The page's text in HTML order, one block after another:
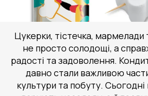
Цукерки, тістечка, мармелади
не просто солодощі, а
радості та задоволення.
давно стали важливою
культури та побуту.